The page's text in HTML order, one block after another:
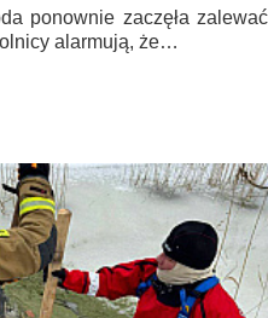
ponownie zaczęła zalewać
alarmują, że…